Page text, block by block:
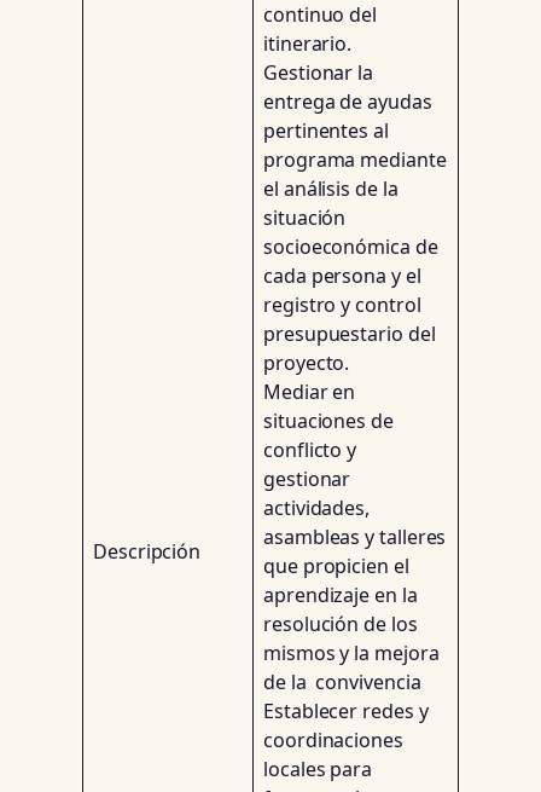
Descripción
continuo del
itinerario.
Gestionar la
entrega de ayudas
pertinentes al
programa mediante
el análisis de la
situación
socioeconómica de
cada persona y el
registro y control
presupuestario del
proyecto.
Mediar en
situaciones de
conflicto y
gestionar
actividades,
asambleas y talleres
que propicien el
aprendizaje en la
resolución de los
mismos y la mejora
de la convivencia
Establecer redes y
coordinaciones
locales para